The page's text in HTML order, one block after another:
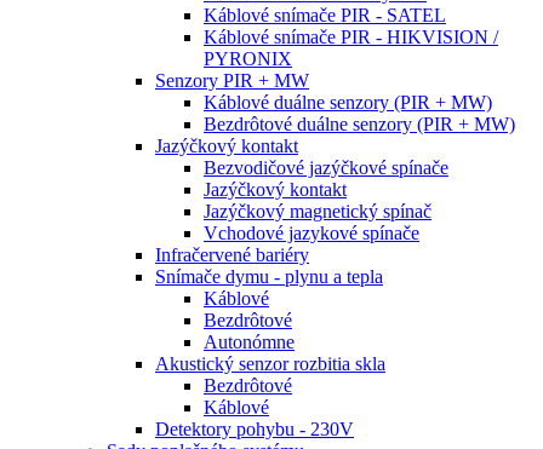
Káblové snímače PIR - SATEL
Káblové snímače PIR - HIKVISION /
PYRONIX
Senzory PIR + MW
Káblové duálne senzory (PIR + MW)
Bezdrôtové duálne senzory (PIR + MW)
Jazýčkový kontakt
Bezvodičové jazýčkové spínače
Jazýčkový kontakt
Jazýčkový magnetický spínač
Vchodové jazykové spínače
Infračervené bariéry
Snímače dymu - plynu a tepla
Káblové
Bezdrôtové
Autonómne
Akustický senzor rozbitia skla
Bezdrôtové
Káblové
Detektory pohybu - 230V